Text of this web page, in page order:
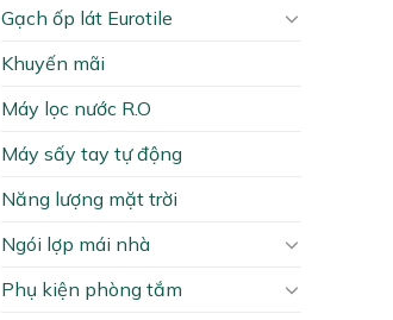
Gạch ốp lát Eurotile
Khuyến mãi
Máy lọc nước R.O
Máy sấy tay tự động
Năng lượng mặt trời
Ngói lợp mái nhà
Phụ kiện phòng tắm